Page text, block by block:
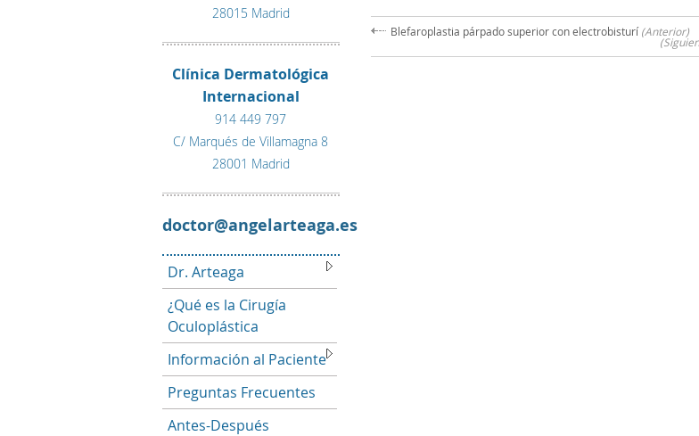
28015 Madrid
Clínica Dermatológica
Internacional
914 449 797
C/ Marqués de Villamagna 8
28001 Madrid
se.agaetralegna@rotcod
Dr. Arteaga
¿Qué es la Cirugía
Oculoplástica
Información al Paciente
Preguntas Frecuentes
Antes-Después
Blefaroplastia párpado superior con electrobisturí (Anterior)